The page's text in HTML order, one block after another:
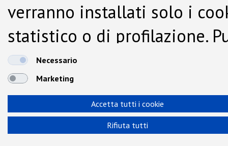
verranno installati solo i
statistico o di profilazione.
dalla Cookie Policy.
Necessario
Marketing
Accetta tutti i cookie
Rifiuta tutti